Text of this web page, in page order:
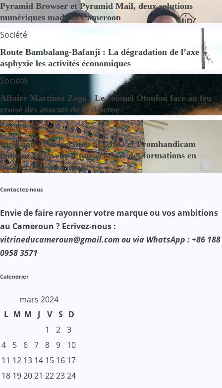
Pyramid Browser et Pyramid Mail, deux solutions
numériques made in Cameroon
Société
Route Bambalang-Bafanji : La dégradation de l’axe
asphyxie les activités économiques
Société
Affaire Martinez Zogo : Le colonel Otoulou face au feu
croisé des avocats de la défense
Société
Inclusion : l’association SOMSO et Promhandicam
militent en faveur d’une réforme des formations en
hôtellerie-restauration
Contactez-nous
Envie de faire rayonner votre marque ou vos ambitions
au Cameroun ? Ecrivez-nous :
vitrineducameroun@gmail.com ou via WhatsApp : +86 188
0958 3571
Calendrier
mars 2024
L M M J V S D
1
2 3
4
5 6 7 8 9
10
11 12 13 14 15 16 17
18 192021 222324